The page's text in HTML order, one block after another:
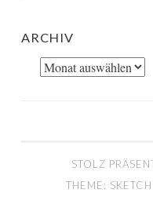
ARCHIV
Archiv
STOLZ
THEME: